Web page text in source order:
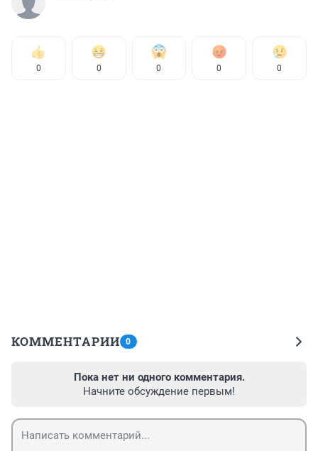
0 0 0 0 0
КОММЕНТАРИИ 0
Пока нет ни одного комментария.
Начните обсуждение первым!